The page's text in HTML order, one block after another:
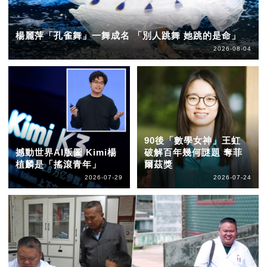
楊麗萍「孔雀舞」一舞成名 「別人跳舞 她跳的是命」
2026-08-04
撼動世界AI版圖 Kimi楊
植麟是「搖滾青年」
2026-07-29
90後「數學女神」王虹
破解百年幾何謎題 奪菲
爾茲獎
2026-07-24